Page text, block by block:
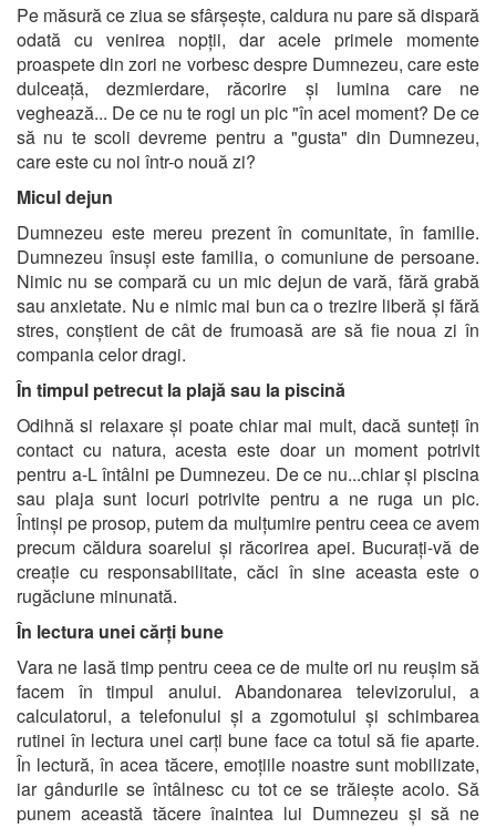
Pe măsură ce ziua se sfârșește, caldura nu pare să dispară
odată cu venirea nopții, dar acele primele momente
proaspete din zori ne vorbesc despre Dumnezeu, care este
dulceață, dezmierdare, răcorire și lumina care ne
veghează... De ce nu te rogi un pic "în acel moment? De ce
să nu te scoli devreme pentru a "gusta" din Dumnezeu,
care este cu noi într-o nouă zi?
Micul dejun
Dumnezeu este mereu prezent în comunitate, în familie.
Dumnezeu însuși este familia, o comuniune de persoane.
Nimic nu se compară cu un mic dejun de vară, fără grabă
sau anxietate. Nu e nimic mai bun ca o trezire liberă și fără
stres, conștient de cât de frumoasă are să fie noua zi în
compania celor dragi.
În timpul petrecut la plajă sau la piscină
Odihnă si relaxare și poate chiar mai mult, dacă sunteți în
contact cu natura, acesta este doar un moment potrivit
pentru a-L întâlni pe Dumnezeu. De ce nu...chiar și piscina
sau plaja sunt locuri potrivite pentru a ne ruga un pic.
Întinși pe prosop, putem da mulțumire pentru ceea ce avem
precum căldura soarelui și răcorirea apei. Bucurați-vă de
creație cu responsabilitate, căci în sine aceasta este o
rugăciune minunată.
În lectura unei cărți bune
Vara ne lasă timp pentru ceea ce de multe ori nu reușim să
facem în timpul anului. Abandonarea televizorului, a
calculatorul, a telefonului și a zgomotului și schimbarea
rutinei în lectura unei carți bune face ca totul să fie aparte.
În lectură, în acea tăcere, emoțiile noastre sunt mobilizate,
iar gândurile se întâlnesc cu tot ce se trăiește acolo. Să
punem această tăcere înaintea lui Dumnezeu și să ne